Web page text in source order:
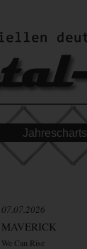
Jahrescharts
07.07.2026
MAVERICK
We Can Rise